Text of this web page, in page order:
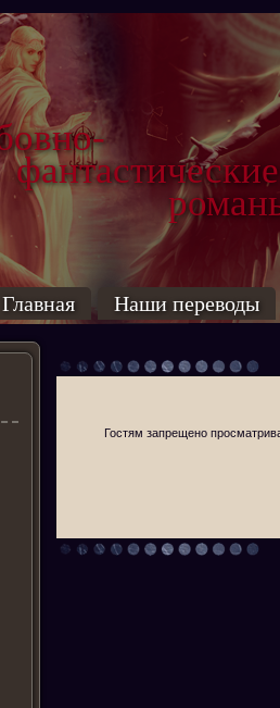
Главная Наши переводы
Гостям запрещено